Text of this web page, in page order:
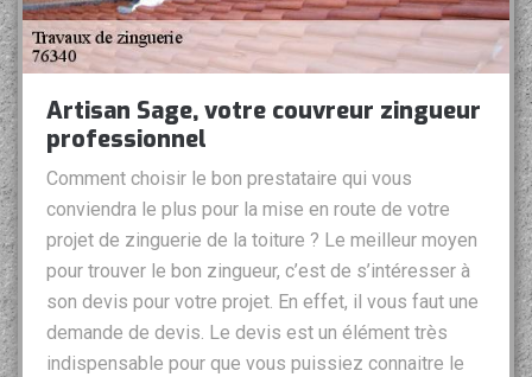
Artisan Sage, votre couvreur zingueur
professionnel
Comment choisir le bon prestataire qui vous
conviendra le plus pour la mise en route de votre
projet de zinguerie de la toiture ? Le meilleur moyen
pour trouver le bon zingueur, c’est de s’intéresser à
son devis pour votre projet. En effet, il vous faut une
demande de devis. Le devis est un élément très
indispensable pour que vous puissiez connaitre le